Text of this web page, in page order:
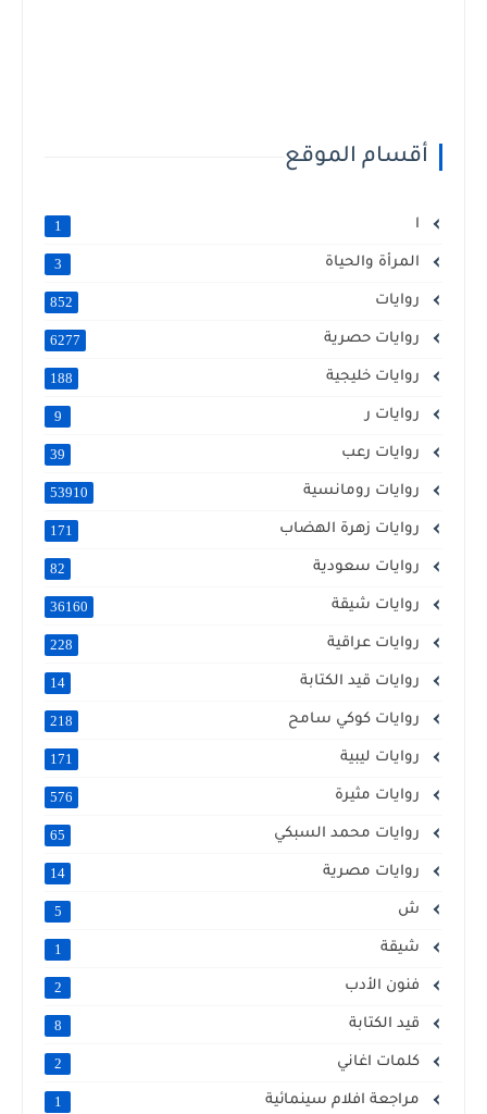
أقسام الموقع
ا 1
المرأة والحياة 3
روايات 852
روايات حصرية 6277
روايات خليجية 188
روايات ر 9
روايات رعب 39
روايات رومانسية 53910
روايات زهرة الهضاب 171
روايات سعودية 82
روايات شيقة 36160
روايات عراقية 228
روايات قيد الكتابة 14
روايات كوكي سامح 218
روايات ليبية 171
روايات مثيرة 576
روايات محمد السبكي 65
روايات مصرية 14
ش 5
شيقة 1
فنون الأدب 2
قيد الكتابة 8
كلمات اغاني 2
مراجعة افلام سينمائية 1